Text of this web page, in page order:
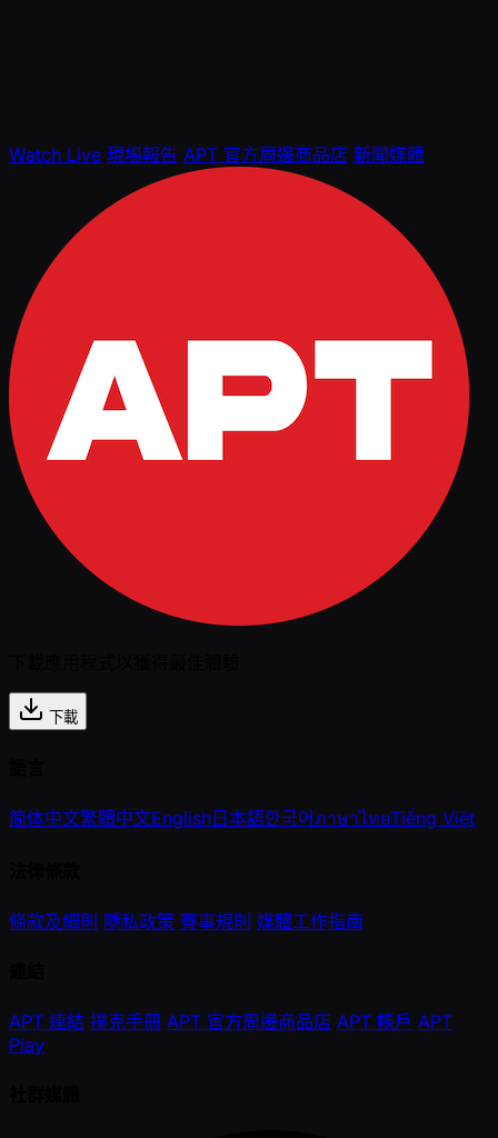
Watch Live 現場報告 APT 官方周邊商品店 新聞媒體
下載
简体中文繁體中文English 日本語한국어ภาษาไทยTiếng Việt
條款及細則 隱私政策 賽事規則 媒體工作指南
APT 連結 撲克手冊 APT 官方周邊商品店 APT 帳戶 APT
Play